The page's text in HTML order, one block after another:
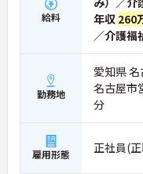
給料
年収 260
／介護福
勤務地
愛知県
名古屋市
分
雇用形態 正社員(